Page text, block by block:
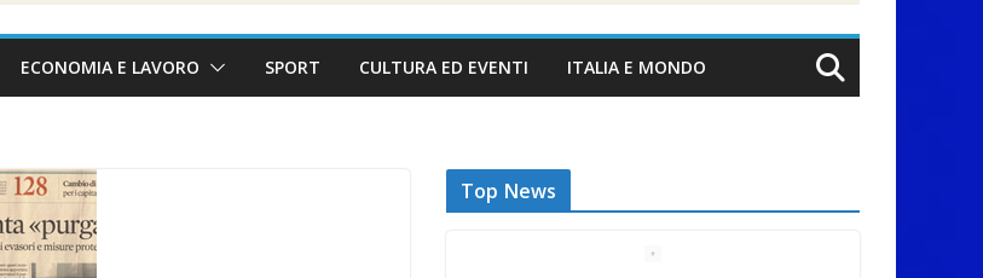
ECONOMIA E LAVORO SPORT CULTURA ED EVENTI ITALIA E MONDO
Top News